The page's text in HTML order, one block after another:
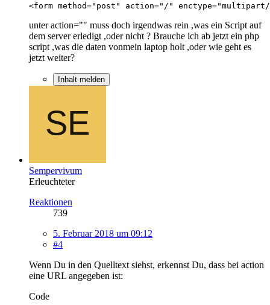
<form method="post" action="/"
unter action="" muss doch irgendwas rein ,was ein Script auf
dem server erledigt ,oder nicht ? Brauche ich ab jetzt ein php
script ,was die daten vonmein laptop holt ,oder wie geht es
jetzt weiter?
Inhalt melden
Sempervivum
Erleuchteter
Reaktionen
739
5. Februar 2018 um 09:12
#4
Wenn Du in den Quelltext siehst, erkennst Du, dass bei action
eine URL angegeben ist:
Code